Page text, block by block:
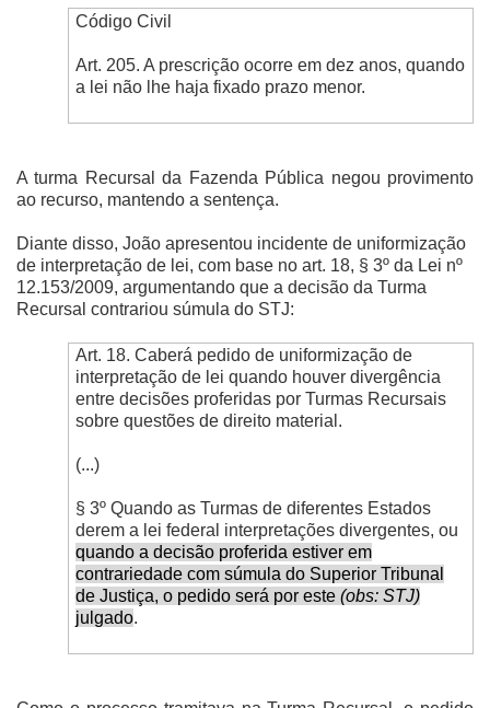
Código Civil
Art. 205. A prescrição ocorre em dez anos, quando
a lei não lhe haja fixado prazo menor.
A turma Recursal da Fazenda Pública negou provimento
ao recurso, mantendo a sentença.
Diante disso, João apresentou incidente de uniformização
de interpretação de lei, com base no art. 18, § 3º da Lei nº
12.153/2009, argumentando que a decisão da Turma
Recursal contrariou súmula do STJ:
Art. 18. Caberá pedido de uniformização de
interpretação de lei quando houver divergência
entre decisões proferidas por Turmas Recursais
sobre questões de direito material.
(...)
§ 3º Quando as Turmas de diferentes Estados
derem a lei federal interpretações divergentes, ou
quando a decisão proferida estiver em
contrariedade com súmula do Superior Tribunal
de Justiça, o pedido será por este (obs: STJ)
julgado.